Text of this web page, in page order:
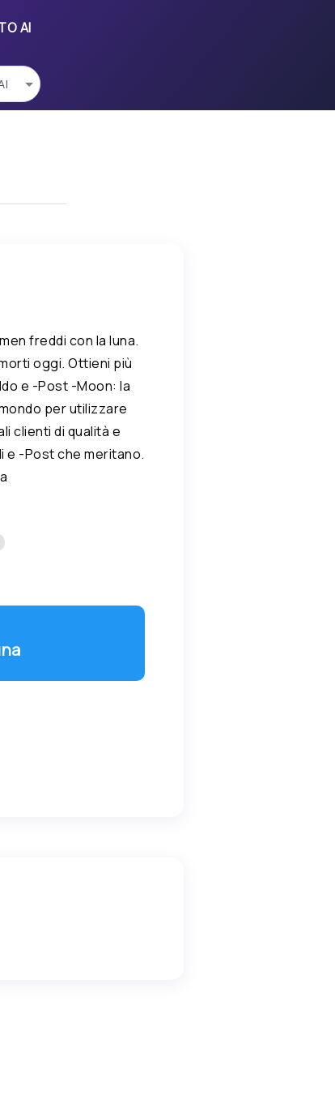
AI
freddi con la luna.
oggi. Ottieni più
e -Post -Moon: la
per utilizzare
clienti di qualità e
e -Post che meritano.